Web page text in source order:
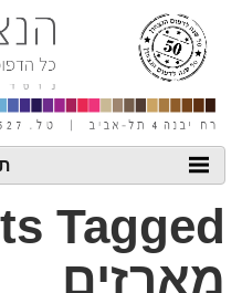
אינטרנט,
אנטר
לאזור
תוכן
Tagged:
מארזים